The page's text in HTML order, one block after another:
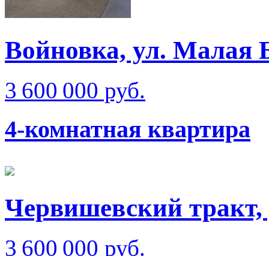
Войновка, ул. Малая
3 600 000 руб.
4-комнатная квартира
Червишевский
3 600 000 руб.